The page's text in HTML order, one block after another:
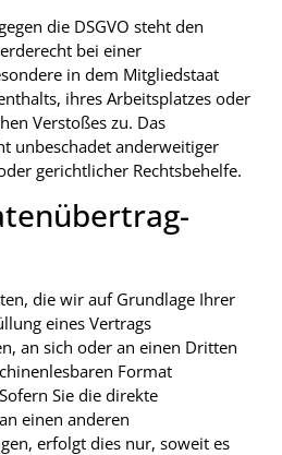
die DSGVO steht den
bei einer
in dem Mitgliedstaat
ihres Arbeitsplatzes oder
Verstoßes zu. Das
unbeschadet anderweitiger
gerichtlicher Rechtsbehelfe.
die wir auf Grundlage Ihrer
eines Vertrags
an sich oder an einen Dritten
Format
Sie die direkte
einen anderen
erfolgt dies nur, soweit es